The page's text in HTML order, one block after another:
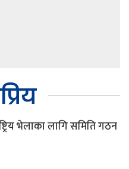
भेलाका लागि समिति गठन